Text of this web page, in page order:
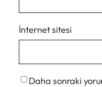
İnternet sitesi
Daha sonraki